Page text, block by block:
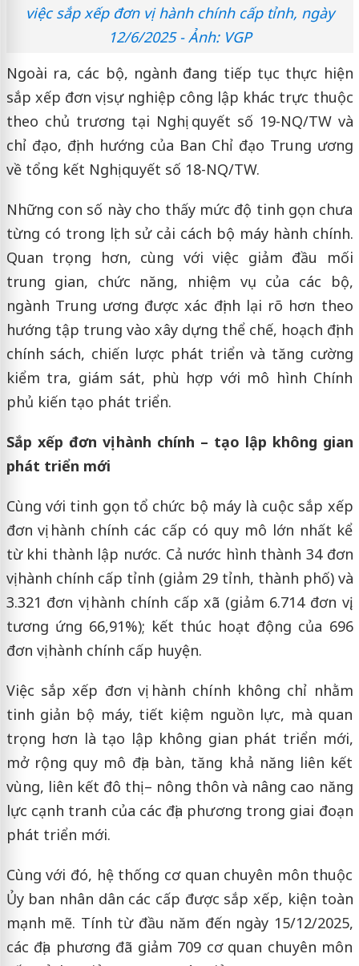
việc sắp xếp đơn vị hành chính cấp tỉnh, ngày
12/6/2025 - Ảnh: VGP
Ngoài ra, các bộ, ngành đang tiếp tục thực hiện
sắp xếp đơn vị sự nghiệp công lập khác trực thuộc
theo chủ trương tại Nghị quyết số 19-NQ/TW và
chỉ đạo, định hướng của Ban Chỉ đạo Trung ương
về tổng kết Nghị quyết số 18-NQ/TW.
Những con số này cho thấy mức độ tinh gọn chưa
từng có trong lịch sử cải cách bộ máy hành chính.
Quan trọng hơn, cùng với việc giảm đầu mối
trung gian, chức năng, nhiệm vụ của các bộ,
ngành Trung ương được xác định lại rõ hơn theo
hướng tập trung vào xây dựng thể chế, hoạch định
chính sách, chiến lược phát triển và tăng cường
kiểm tra, giám sát, phù hợp với mô hình Chính
phủ kiến tạo phát triển.
Sắp xếp đơn vị hành chính – tạo lập không gian
phát triển mới
Cùng với tinh gọn tổ chức bộ máy là cuộc sắp xếp
đơn vị hành chính các cấp có quy mô lớn nhất kể
từ khi thành lập nước. Cả nước hình thành 34 đơn
vị hành chính cấp tỉnh (giảm 29 tỉnh, thành phố) và
3.321 đơn vị hành chính cấp xã (giảm 6.714 đơn vị,
tương ứng 66,91%); kết thúc hoạt động của 696
đơn vị hành chính cấp huyện.
Việc sắp xếp đơn vị hành chính không chỉ nhằm
tinh giản bộ máy, tiết kiệm nguồn lực, mà quan
trọng hơn là tạo lập không gian phát triển mới,
mở rộng quy mô địa bàn, tăng khả năng liên kết
vùng, liên kết đô thị – nông thôn và nâng cao năng
lực cạnh tranh của các địa phương trong giai đoạn
phát triển mới.
Cùng với đó, hệ thống cơ quan chuyên môn thuộc
Ủy ban nhân dân các cấp được sắp xếp, kiện toàn
mạnh mẽ. Tính từ đầu năm đến ngày 15/12/2025,
các địa phương đã giảm 709 cơ quan chuyên môn